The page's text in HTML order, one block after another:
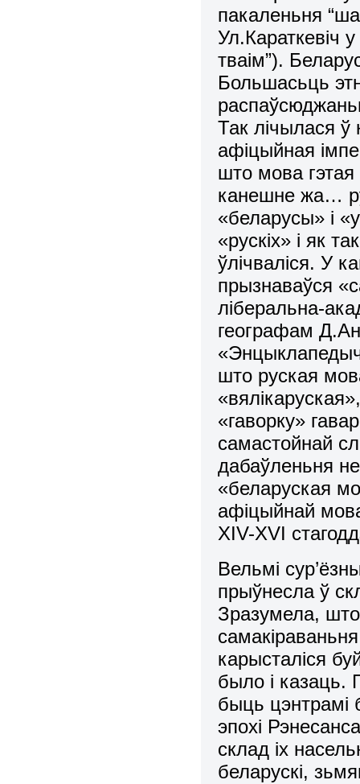
пакаленьня
Ул.Караткевіч
тваім”).
Большасьць
Так лічылася ў
афіцыйная
што мова
канешне жа…
«беларусы» і
«рускіх» і як
ўлічваліся. У
прызнаваўся
ліберальна-
географам
што руская
«гаворку»
самастойнай
дабаўленьня
«беларуская
афіцыйнай
ХIV-ХVI
Вельмі
прыўнесла ў
Зразумела,
карысталіся
было і казаць.
быць цэнтрамі
эпохі
склад іх
беларускі,